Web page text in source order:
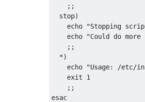
    ;;
  stop)
echo "Stopping
echo "Could do more
    ;;
  *)
echo "Usage: /etc/
    exit 1
    ;;
esac